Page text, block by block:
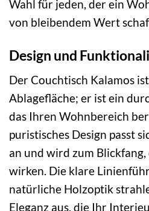
Wahl für jeden, der ein
von bleibendem Wert
Design und
Der Couchtisch Kalamos
Ablagefläche; er ist ein
das Ihren Wohnbereich
puristisches Design passt
an und wird zum
wirken. Die klare
natürliche Holzoptik
Eleganz aus, die Ihr